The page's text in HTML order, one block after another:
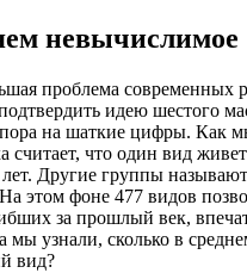
невычислимое
проблема современных
идею шестого
на шаткие цифры. Как
считает, что один вид
Другие группы
этом фоне 477 видов
за прошлый век,
мы узнали, сколько в
вид?